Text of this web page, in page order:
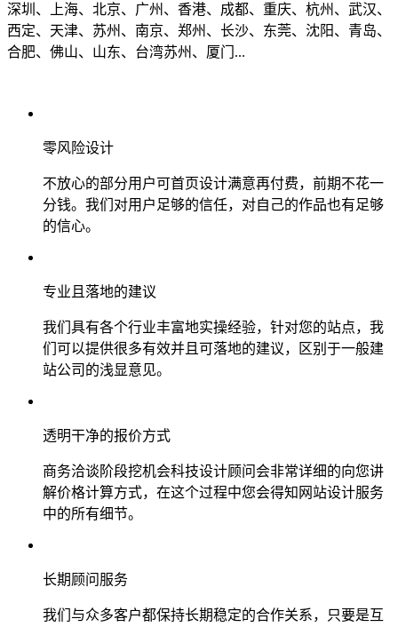
深圳、上海、北京、广州、香港、成都、重庆、杭州、武汉、
西定、天津、苏州、南京、郑州、长沙、东莞、沈阳、青岛、
合肥、佛山、山东、台湾苏州、厦门...
零风险设计
不放心的部分用户可首页设计满意再付费，前期不花一
分钱。我们对用户足够的信任，对自己的作品也有足够
的信心。
专业且落地的建议
我们具有各个行业丰富地实操经验，针对您的站点，我
们可以提供很多有效并且可落地的建议，区别于一般建
站公司的浅显意见。
透明干净的报价方式
商务洽谈阶段挖机会科技设计顾问会非常详细的向您讲
解价格计算方式，在这个过程中您会得知网站设计服务
中的所有细节。
长期顾问服务
我们与众多客户都保持长期稳定的合作关系，只要是互